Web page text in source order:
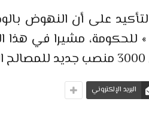
التأكيد على أن النهوض
مشيرا في هذا
البريد الإلكتروني